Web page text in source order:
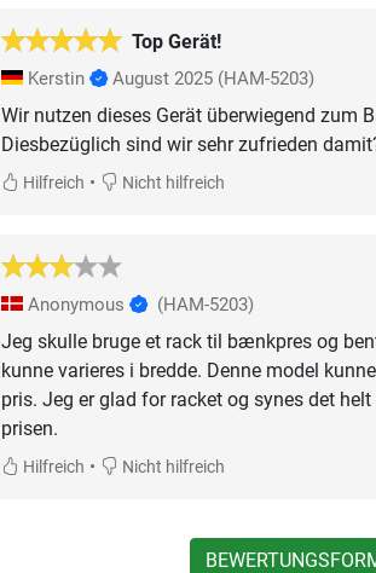
Top Gerät!
Kerstin August 2025 (HAM-5203)
Wir nutzen dieses Gerät überwiegend zum
Diesbezüglich sind wir sehr zufrieden
Hilfreich • Nicht hilfreich
Anonymous (HAM-5203)
Jeg skulle bruge et rack til bænkpres og
kunne varieres i bredde. Denne model
pris. Jeg er glad for racket og synes det
prisen.
Hilfreich • Nicht hilfreich